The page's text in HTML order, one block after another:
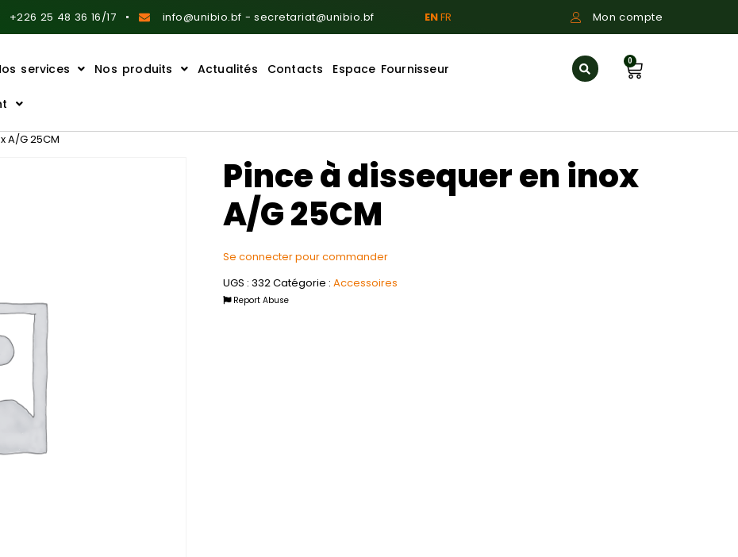
+226 25 48 36 16/17 info@unibio.bf - secretariat@unibio.bf ENFR Mon compte
services Nos produits Actualités Contacts Espace Fournisseur
0
A/G 25CM
Pince à dissequer en inox
A/G 25CM
Se connecter pour commander
UGS : 332Catégorie : Accessoires
Report Abuse